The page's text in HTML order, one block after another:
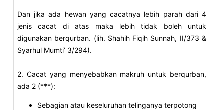
Dan jika ada hewan yang cacatnya lebih parah dari 4
jenis cacat di atas maka lebih tidak boleh untuk
digunakan berqurban. (lih. Shahih Fiqih Sunnah, II/373 &
Syarhul Mumti’ 3/294).
2. Cacat yang menyebabkan makruh untuk berqurban,
ada 2 (***):
Sebagian atau keseluruhan telinganya terpotong